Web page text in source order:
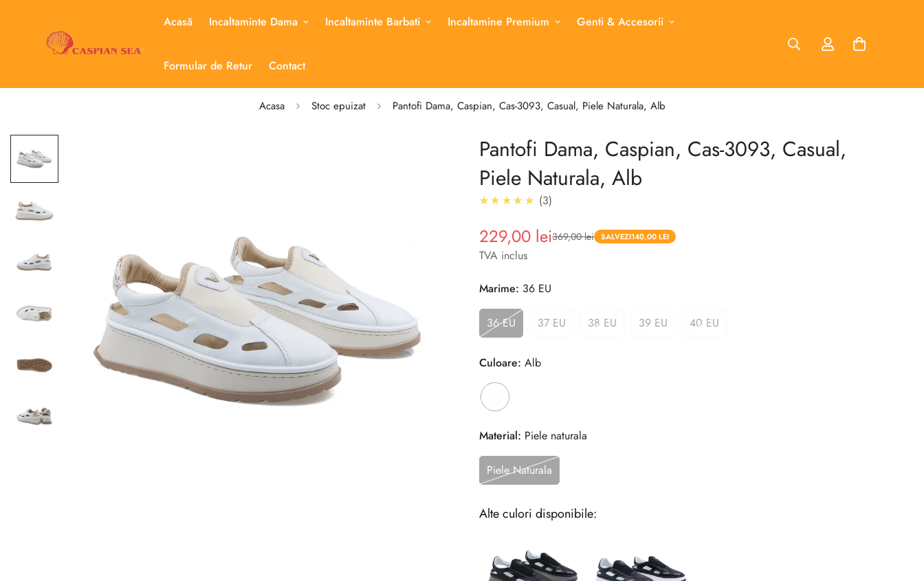
Acasă Incaltaminte Dama Incaltaminte Barbati Incaltamine Premium Genti & Accesorii
Formular de Retur Contact
Acasa Stoc epuizat Pantofi Dama, Caspian, Cas-3093, Casual, Piele Naturala, Alb
Pantofi Dama, Caspian, Cas-3093, Casual,
Piele Naturala, Alb
★★★★★ 5.0
3
Pret
redus
229,00 lei
Pret 369,00 lei SALVEZI140,00 LEI
TVA inclus
Marime: 36 EU
36 EU 37 EU 38 EU 39 EU 40 EU
Culoare: Alb
Material: Piele naturala
Piele Naturala
Alte culori disponibile: